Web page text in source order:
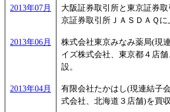
2013年07月
大阪証券取引所と東京証券
京証券取引所ＪＡＳＤＡＱに
2013年06月
株式会社東京みなみ薬局(現
イズ株式会社、東京都４店
設。
2013年04月
有限会社たかはし(現連結子
式会社、北海道３店舗)を買収